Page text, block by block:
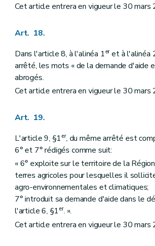
Cet article entrera en vigueur le 30 mars
Art. 18.
Dans l'article 8, à l'alinéa 1eret à l'alinéa
arrêté, les mots « de la demande d'aide
abrogés.
Cet article entrera en vigueur le 30 mars
Art. 19.
L'article 9, §1er, du même arrêté est
6° et 7° rédigés comme suit:
« 6° exploite sur le territoire de la
terres agricoles pour lesquelles il
agro-environnementales et climatiques;
7° introduit sa demande d'aide dans le
l'article 6, §1er. ».
Cet article entrera en vigueur le 30 mars